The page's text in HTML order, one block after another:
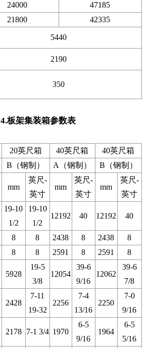
24000
47185
21800
42335
5440
2190
350
4.板架集装箱参数表
20英尺箱 40英尺箱
40英尺箱
B（钢制） A（钢制） B（钢制）
mm
英尺-
英寸
mm
英尺-
英寸
mm
英尺-
英寸
19-10
1/2
19-10
1/2
12192 40 12192 40
8 8 2438 8 2438
8
8 8 2591 8 2591
8
5928
19-5
3/8
12054
39-6
9/16
12062
39-6
7/8
2428
7-11
19-32
2256
7-4
13/16
2250
7-0
9/16
2178 7-1 3/4 1970
6-5
9/16
1964
6-5
5/16